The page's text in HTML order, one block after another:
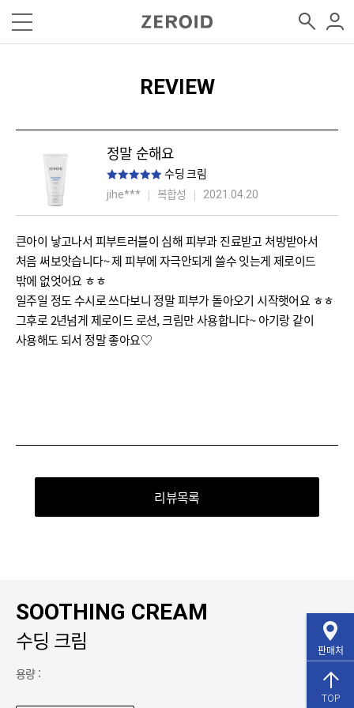
REVIEW
정말 순해요
수딩 크림
jihe*** 복합성 2021.04.20
큰아이 낳고나서 피부트러블이 심해 피부과 진료받고 처방받아서
처음 써보앗습니다~ 제 피부에 자극안되게 쓸수 잇는게 제로이드
밖에 없엇어요 ㅎㅎ
일주일 정도 수시로 쓰다보니 정말 피부가 돌아오기 시작햇어요 ㅎㅎ
그후로 2년넘게 제로이드 로션, 크림만 사용합니다~ 아기랑 같이
사용해도 되서 정말 좋아요♡
리뷰목록
SOOTHING CREAM
수딩 크림
용량 :
판매처
TOP